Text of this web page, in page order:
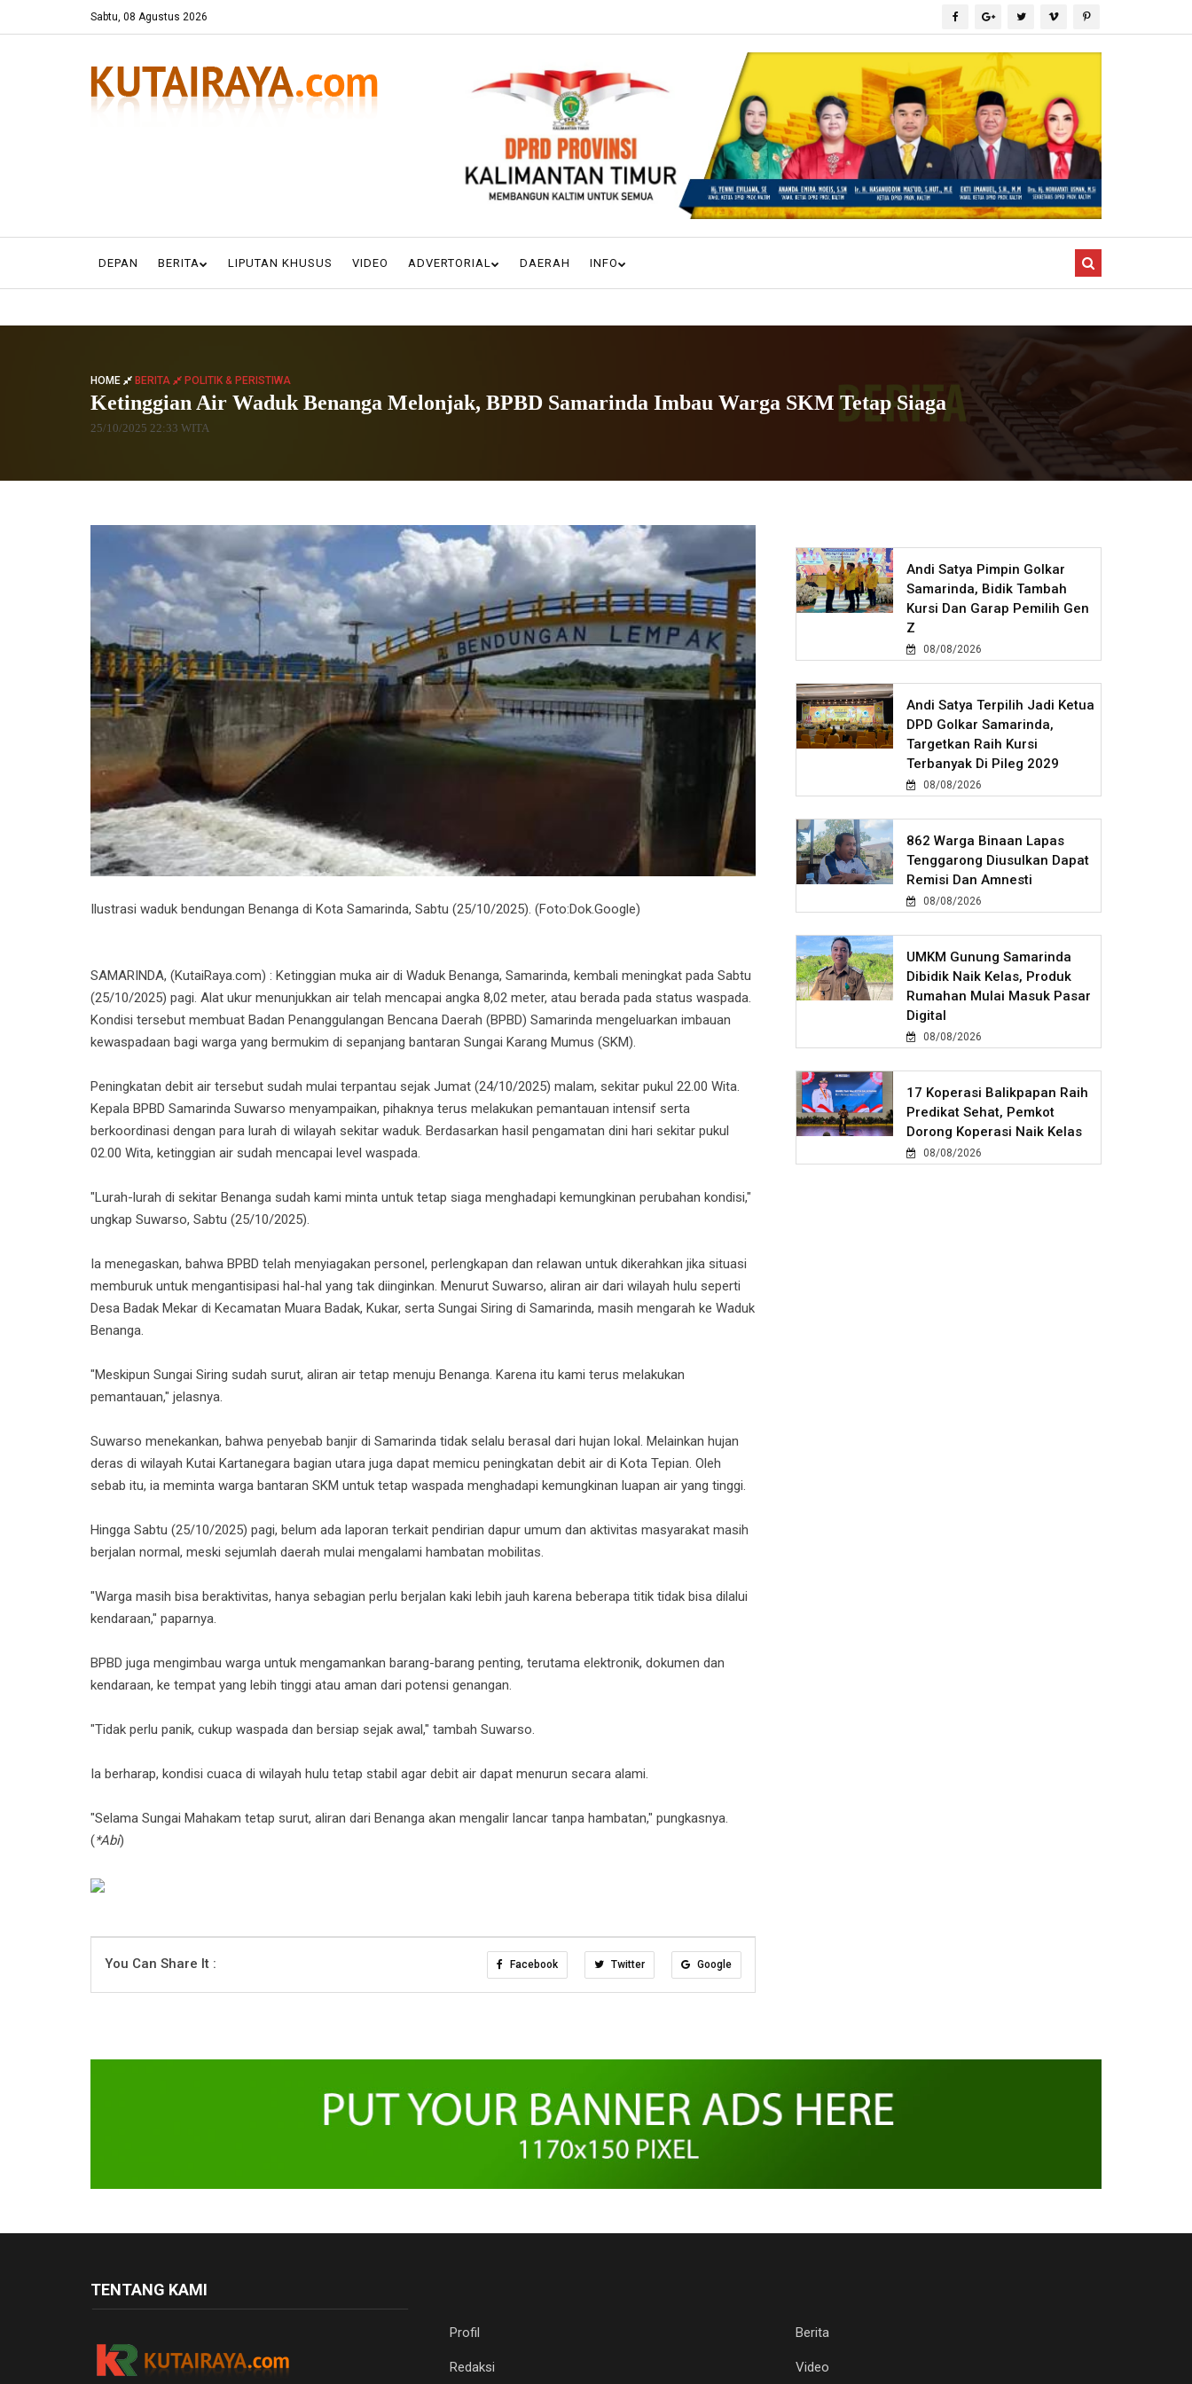
Sabtu, 08 Agustus 2026
DEPAN BERITA LIPUTAN KHUSUS VIDEO ADVERTORIAL DAERAH INFO
HOME BERITA POLITIK & PERISTIWA
Ketinggian Air Waduk Benanga Melonjak, BPBD Samarinda Imbau Warga SKM Tetap Siaga
25/10/2025 22:33 WITA
‎Ilustrasi waduk bendungan Benanga di Kota Samarinda, Sabtu (25/10/2025). (Foto:Dok.Google)
‎SAMARINDA, (KutaiRaya.com) : Ketinggian muka air di Waduk Benanga, Samarinda, kembali meningkat pada Sabtu
(25/10/2025) pagi. Alat ukur menunjukkan air telah mencapai angka 8,02 meter, atau berada pada status waspada.
Kondisi tersebut membuat Badan Penanggulangan Bencana Daerah (BPBD) Samarinda mengeluarkan imbauan
kewaspadaan bagi warga yang bermukim di sepanjang bantaran Sungai Karang Mumus (SKM).
‎Peningkatan debit air tersebut sudah mulai terpantau sejak Jumat (24/10/2025) malam, sekitar pukul 22.00 Wita.
Kepala BPBD Samarinda Suwarso menyampaikan, pihaknya terus melakukan pemantauan intensif serta
berkoordinasi dengan para lurah di wilayah sekitar waduk. Berdasarkan hasil pengamatan dini hari sekitar pukul
02.00 Wita, ketinggian air sudah mencapai level waspada.
‎"Lurah-lurah di sekitar Benanga sudah kami minta untuk tetap siaga menghadapi kemungkinan perubahan kondisi,"
ungkap Suwarso, Sabtu (25/10/2025).
‎Ia menegaskan, bahwa BPBD telah menyiagakan personel, perlengkapan dan relawan untuk dikerahkan jika situasi
memburuk untuk mengantisipasi hal-hal yang tak diinginkan. Menurut Suwarso, aliran air dari wilayah hulu seperti
Desa Badak Mekar di Kecamatan Muara Badak, Kukar, serta Sungai Siring di Samarinda, masih mengarah ke Waduk
Benanga.
‎"Meskipun Sungai Siring sudah surut, aliran air tetap menuju Benanga. Karena itu kami terus melakukan
pemantauan," jelasnya.
‎Suwarso menekankan, bahwa penyebab banjir di Samarinda tidak selalu berasal dari hujan lokal. Melainkan hujan
deras di wilayah Kutai Kartanegara bagian utara juga dapat memicu peningkatan debit air di Kota Tepian. Oleh
sebab itu, ia meminta warga bantaran SKM untuk tetap waspada menghadapi kemungkinan luapan air yang tinggi.
‎Hingga Sabtu (25/10/2025) pagi, belum ada laporan terkait pendirian dapur umum dan aktivitas masyarakat masih
berjalan normal, meski sejumlah daerah mulai mengalami hambatan mobilitas.
‎"Warga masih bisa beraktivitas, hanya sebagian perlu berjalan kaki lebih jauh karena beberapa titik tidak bisa dilalui
kendaraan," paparnya.
‎BPBD juga mengimbau warga untuk mengamankan barang-barang penting, terutama elektronik, dokumen dan
kendaraan, ke tempat yang lebih tinggi atau aman dari potensi genangan.
‎"Tidak perlu panik, cukup waspada dan bersiap sejak awal," tambah Suwarso.
‎Ia berharap, kondisi cuaca di wilayah hulu tetap stabil agar debit air dapat menurun secara alami.
‎"Selama Sungai Mahakam tetap surut, aliran dari Benanga akan mengalir lancar tanpa hambatan," pungkasnya.
(*Abi)
You Can Share It : Facebook Twitter Google
Andi Satya Pimpin Golkar
Samarinda, Bidik Tambah
Kursi Dan Garap Pemilih Gen
Z
08/08/2026
Andi Satya Terpilih Jadi Ketua
DPD Golkar Samarinda,
Targetkan Raih Kursi
Terbanyak Di Pileg 2029
08/08/2026
862 Warga Binaan Lapas
Tenggarong Diusulkan Dapat
Remisi Dan Amnesti
08/08/2026
UMKM Gunung Samarinda
Dibidik Naik Kelas, Produk
Rumahan Mulai Masuk Pasar
Digital
08/08/2026
17 Koperasi Balikpapan Raih
Predikat Sehat, Pemkot
Dorong Koperasi Naik Kelas
08/08/2026
TENTANG KAMI
Profil
Redaksi
Berita
Video